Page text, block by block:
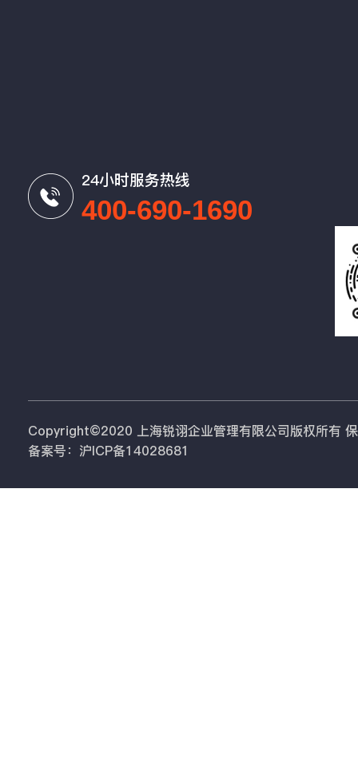
24小时服务热线
400-690-1690
Copyright©2020 上海锐诩企业管理有限公司版权所有
备案号：沪ICP备14028681